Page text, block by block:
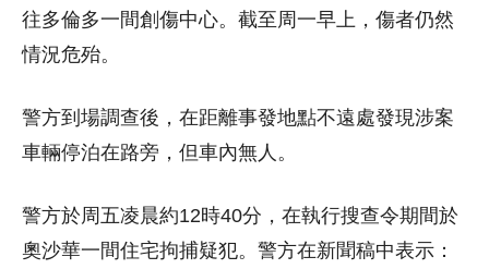
往多倫多一間創傷中心。截至周一早上，傷者仍然
情況危殆。
警方到場調查後，在距離事發地點不遠處發現涉案
車輛停泊在路旁，但車內無人。
警方於周五凌晨約12時40分，在執行搜查令期間於
奧沙華一間住宅拘捕疑犯。警方在新聞稿中表示：